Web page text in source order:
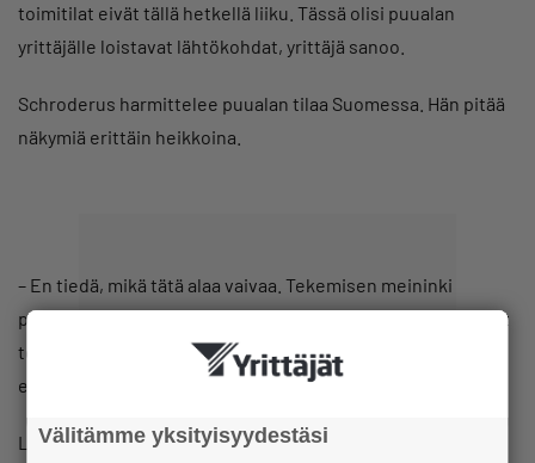
toimitilat eivät tällä hetkellä liiku. Tässä olisi puualan
yrittäjälle loistavat lähtökohdat, yrittäjä sanoo.
Schroderus harmittelee puualan tilaa Suomessa. Hän pitää
näkymiä erittäin heikkoina.
– En tiedä, mikä tätä alaa vaivaa. Tekemisen meininki
puuttuu. Silloin ei kauppa käy. Isot rakennusliikkeet tilaavat
töitä vain ennakkotarjouksen kautta. En rupea sellaisia
enää laatimaan.
Lopetteleva yrittäjä on huolissaan etenkin
Välitämme yksityisyydestäsi